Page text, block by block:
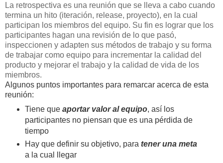
La retrospectiva es una reunión que se lleva a cabo cuando
termina un hito (iteración, release, proyecto), en la cual
participan los miembros del equipo. Su fin es lograr que los
participantes hagan una revisión de lo que pasó,
inspeccionen y adapten sus métodos de trabajo y su forma
de trabajar como equipo para incrementar la calidad del
producto y mejorar el trabajo y la calidad de vida de los
miembros.
Algunos puntos importantes para remarcar acerca de esta
reunión:
Tiene que aportar valor al equipo, así los
participantes no piensan que es una pérdida de
tiempo
Hay que definir su objetivo, para tener una meta
a la cual llegar